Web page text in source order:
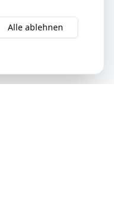
Alle ablehnen